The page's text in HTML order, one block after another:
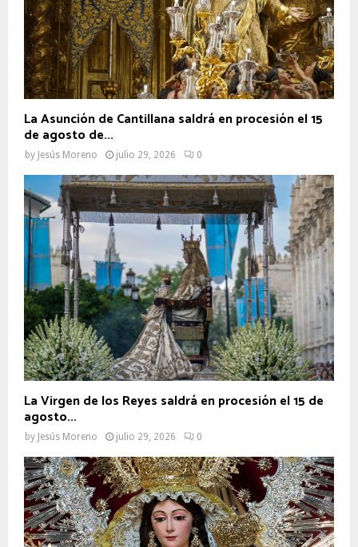
La Asunción de Cantillana saldrá en procesión el 15
de agosto de...
by Jesús Moreno julio 29, 2026 0
La Virgen de los Reyes saldrá en procesión el 15 de
agosto...
by Jesús Moreno julio 29, 2026 0